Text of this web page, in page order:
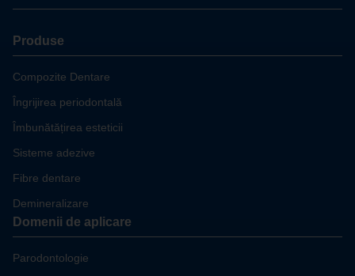
Produse
Compozite Dentare
Îngrijirea periodontală
Îmbunătățirea esteticii
Sisteme adezive
Fibre dentare
Demineralizare
Domenii de aplicare
Parodontologie